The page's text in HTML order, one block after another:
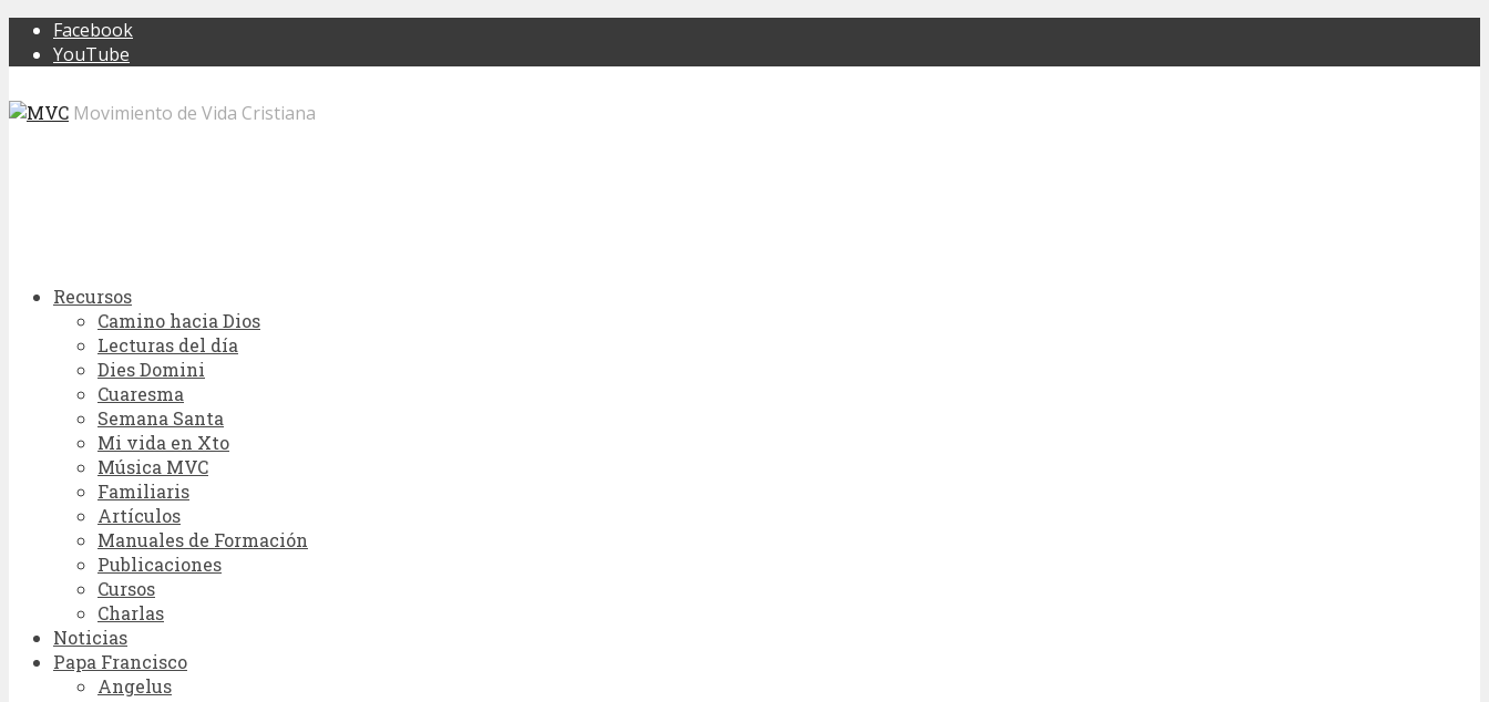
Facebook
YouTube
Movimiento de Vida Cristiana
Recursos
Camino hacia Dios
Lecturas del día
Dies Domini
Cuaresma
Semana Santa
Mi vida en Xto
Música MVC
Familiaris
Artículos
Manuales de Formación
Publicaciones
Cursos
Charlas
Noticias
Papa Francisco
Angelus